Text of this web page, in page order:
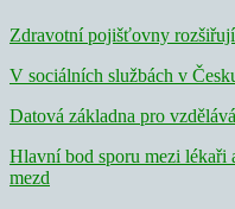
Zdravotní pojišťovny
V sociálních službách v
Datová základna pro
Hlavní bod sporu mezi lékaři
mezd